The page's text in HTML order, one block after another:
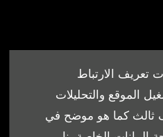
تعريف الارتباط
الموقع والتحليلات
ثالث كما هو موضح في